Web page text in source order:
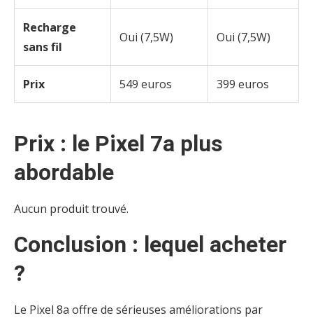
Recharge
sans fil
Oui (7,5W) Oui (7,5W)
Prix 549 euros 399 euros
Prix : le Pixel 7a plus
abordable
Aucun produit trouvé.
Conclusion : lequel acheter
?
Le Pixel 8a offre de sérieuses améliorations par